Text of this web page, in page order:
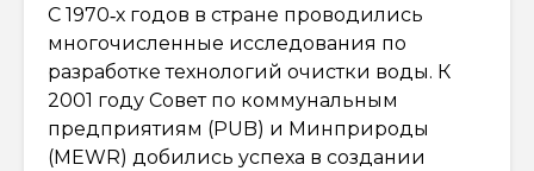
С 1970‑х годов в стране проводились
многочисленные исследования по
разработке технологий очистки воды. К
2001 году Совет по коммунальным
предприятиям (PUB) и Минприроды
(MEWR) добились успеха в создании